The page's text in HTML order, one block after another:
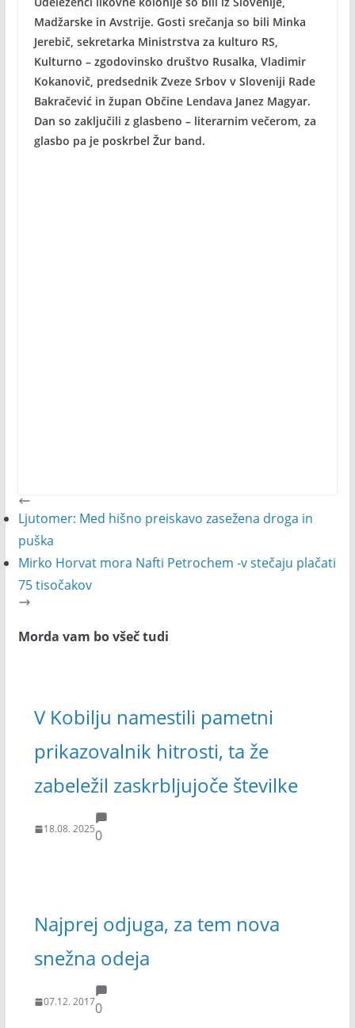
Madžarske in Avstrije. Gosti srečanja so bili Minka
Jerebič, sekretarka Ministrstva za kulturo RS,
Kulturno – zgodovinsko društvo Rusalka, Vladimir
Kokanovič, predsednik Zveze Srbov v Sloveniji Rade
Bakračević in župan Občine Lendava Janez Magyar.
Dan so zaključili z glasbeno – literarnim večerom, za
glasbo pa je poskrbel Žur band.
Ljutomer: Med hišno preiskavo zasežena droga in
puška
Mirko Horvat mora Nafti Petrochem -v stečaju plačati
75 tisočakov
Morda vam bo všeč tudi
V Kobilju namestili pametni
prikazovalnik hitrosti, ta že
zabeležil zaskrbljujoče številke
18.08. 20250
Najprej odjuga, za tem nova
snežna odeja
07.12. 20170